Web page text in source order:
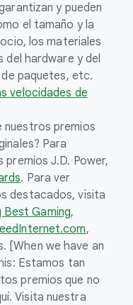
y pueden
el tamaño y la
los materiales
del hardware y del
paquetes, etc.
velocidades de
nuestros premios
Para
J.D. Power,
. Para ver
destacados, visita
Best Gaming,
,
[When we have an
Estamos tan
premios que no
Visita nuestra